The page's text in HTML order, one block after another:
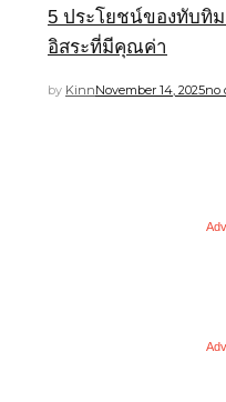
5 ประโยชน์ของทับทิ
อิสระที่มีคุณค่า
by KinnNovember 14, 2025no